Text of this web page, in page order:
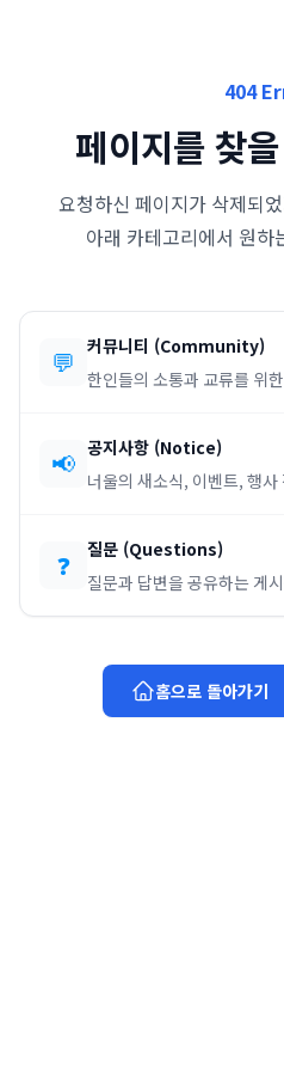
404
페이지를 찾
요청하신 페이지가 삭제되
아래 카테고리에서 원하
💬 커뮤니티 (Community)
한인들의 소통과 교류를 위
📢 공지사항 (Notice)
너울의 새소식, 이벤트, 행
❓ 질문 (Questions)
질문과 답변을 공유하는 게
홈으로 돌아가기